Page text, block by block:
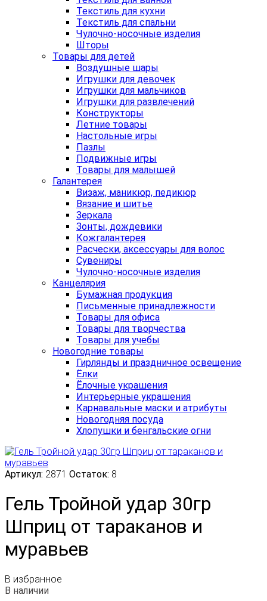
Текстиль для кухни
Текстиль для спальни
Чулочно-носочные изделия
Шторы
Товары для детей
Воздушные шары
Игрушки для девочек
Игрушки для мальчиков
Игрушки для развлечений
Конструкторы
Летние товары
Настольные игры
Пазлы
Подвижные игры
Товары для малышей
Галантерея
Визаж, маникюр, педикюр
Вязание и шитье
Зеркала
Зонты, дождевики
Кожгалантерея
Расчески, аксессуары для волос
Сувениры
Чулочно-носочные изделия
Канцелярия
Бумажная продукция
Письменные принадлежности
Товары для офиса
Товары для творчества
Товары для учебы
Новогодние товары
Гирлянды и праздничное освещение
Ёлки
Ёлочные украшения
Интерьерные украшения
Карнавальные маски и атрибуты
Новогодняя посуда
Хлопушки и бенгальские огни
Артикул: 2871 Остаток: 8
Гель Тройной удар 30гр
Шприц от тараканов и
муравьев
В избранное
В наличии